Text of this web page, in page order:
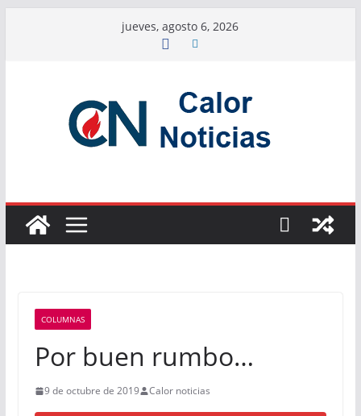
jueves, agosto 6, 2026
COLUMNAS
Por buen rumbo…
9 de octubre de 2019 Calor noticias